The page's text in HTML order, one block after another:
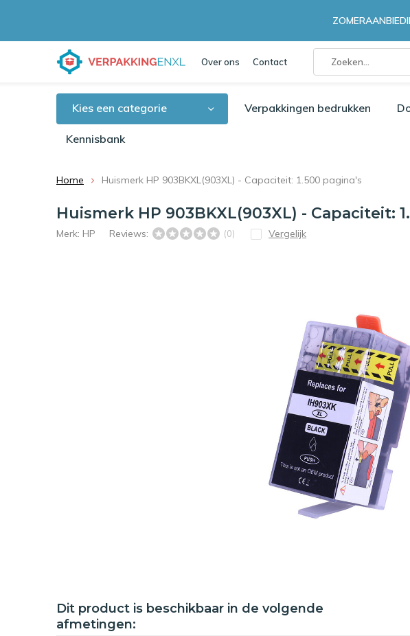
Over ons Contact
Kies een categorie Verpakkingen bedrukken
Kennisbank
Home Huismerk HP 903BKXL(903XL) - Capaciteit: 1.500 pagina's
Huismerk HP 903BKXL(903XL) - Capaciteit:
Merk: HP Reviews: (0) Vergelijk
Dit product is beschikbaar in de volgende
afmetingen: